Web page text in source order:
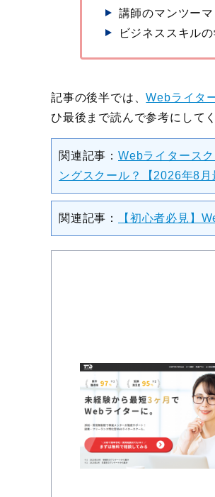
講師のマンツー
ビジネススキル
記事の後半では、Webライタ
ひ最後まで読んで参考にして
関連記事： Webライタース
ングスクール？【2026年8月
関連記事： 【初心者必見】